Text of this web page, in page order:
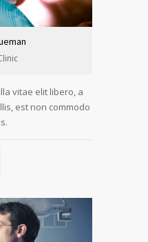
vitae elit libero, a
est non commodo